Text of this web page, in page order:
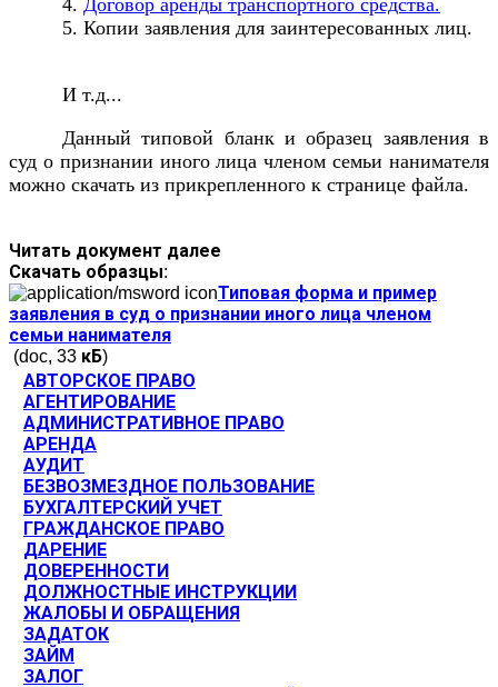
4. Договор аренды транспортного средства.
5. Копии заявления для заинтересованных лиц.
И т.д...
Данный типовой бланк и образец заявления в
суд о признании иного лица членом семьи нанимателя
можно скачать из прикрепленного к странице файла.
Читать документ далее
Скачать образцы:
Типовая форма и пример
заявления в суд о признании иного лица членом
семьи нанимателя
(doc, 33 кБ)
АВТОРСКОЕ ПРАВО
АГЕНТИРОВАНИЕ
АДМИНИСТРАТИВНОЕ ПРАВО
АРЕНДА
АУДИТ
БЕЗВОЗМЕЗДНОЕ ПОЛЬЗОВАНИЕ
БУХГАЛТЕРСКИЙ УЧЕТ
ГРАЖДАНСКОЕ ПРАВО
ДАРЕНИЕ
ДОВЕРЕННОСТИ
ДОЛЖНОСТНЫЕ ИНСТРУКЦИИ
ЖАЛОБЫ И ОБРАЩЕНИЯ
ЗАДАТОК
ЗАЙМ
ЗАЛОГ